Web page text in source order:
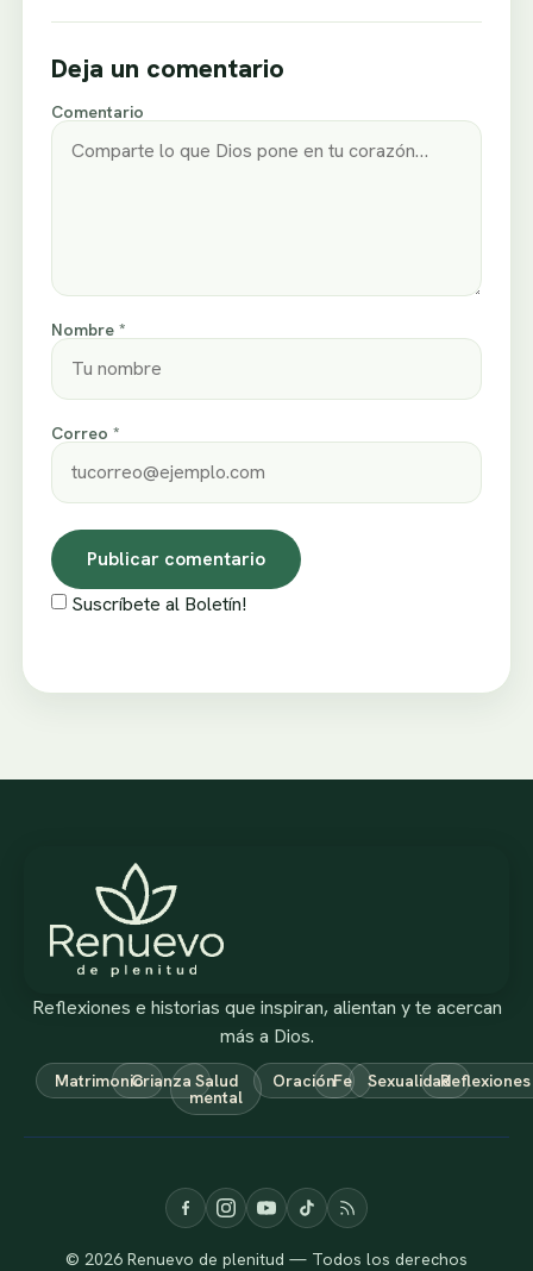
Deja un comentario
Comentario
Nombre *
Correo *
Suscríbete al Boletín!
Reflexiones e historias que inspiran, alientan y te acercan
más a Dios.
MatrimonioCrianza Salud
mental
OraciónFe SexualidadReflexiones
© 2026 Renuevo de plenitud — Todos los derechos